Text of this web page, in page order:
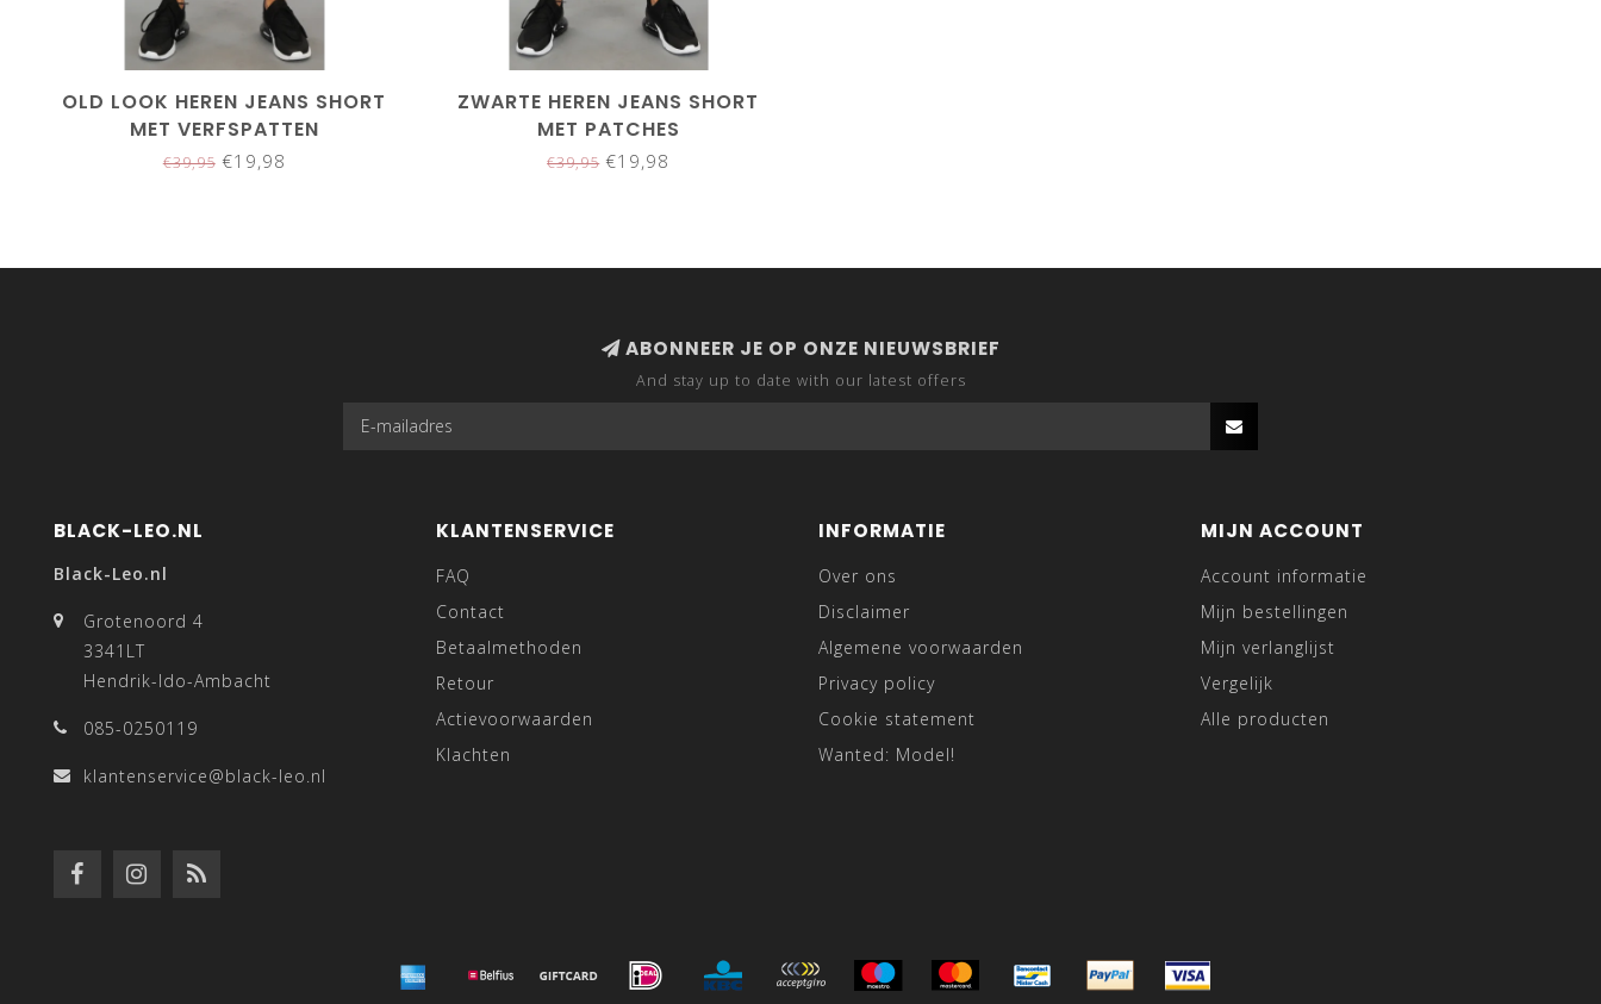
OLD LOOK HEREN JEANS SHORT
MET VERFSPATTEN
€39,95€19,98
ZWARTE HEREN JEANS SHORT
MET PATCHES
€39,95€19,98
ABONNEER JE OP ONZE NIEUWSBRIEF
And stay up to date with our latest offers
BLACK-LEO.NL
Black-Leo.nl
Grotenoord 4
3341LT
Hendrik-Ido-Ambacht
085-0250119
klantenservice@black-leo.nl
KLANTENSERVICE
FAQ
Contact
Betaalmethoden
Retour
Actievoorwaarden
Klachten
INFORMATIE
Over ons
Disclaimer
Algemene voorwaarden
Privacy policy
Cookie statement
Wanted: Model!
MIJN ACCOUNT
Account informatie
Mijn bestellingen
Mijn verlanglijst
Vergelijk
Alle producten